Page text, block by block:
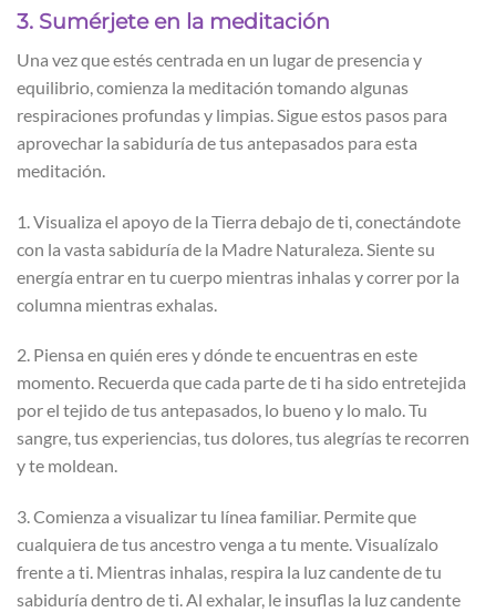
3. Sumérjete en la meditación
Una vez que estés centrada en un lugar de presencia y
equilibrio, comienza la meditación tomando algunas
respiraciones profundas y limpias. Sigue estos pasos para
aprovechar la sabiduría de tus antepasados ​​para esta
meditación.
1. Visualiza el apoyo de la Tierra debajo de ti, conectándote
con la vasta sabiduría de la Madre Naturaleza. Siente su
energía entrar en tu cuerpo mientras inhalas y correr por la
columna mientras exhalas.
2. Piensa en quién eres y dónde te encuentras en este
momento. Recuerda que cada parte de ti ha sido entretejida
por el tejido de tus antepasados, lo bueno y lo malo. Tu
sangre, tus experiencias, tus dolores, tus alegrías te recorren
y te moldean.
3. Comienza a visualizar tu línea familiar. Permite que
cualquiera de tus ancestro venga a tu mente. Visualízalo
frente a ti. Mientras inhalas, respira la luz candente de tu
sabiduría dentro de ti. Al exhalar, le insuflas la luz candente